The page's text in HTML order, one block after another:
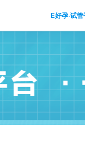
E好孕·试